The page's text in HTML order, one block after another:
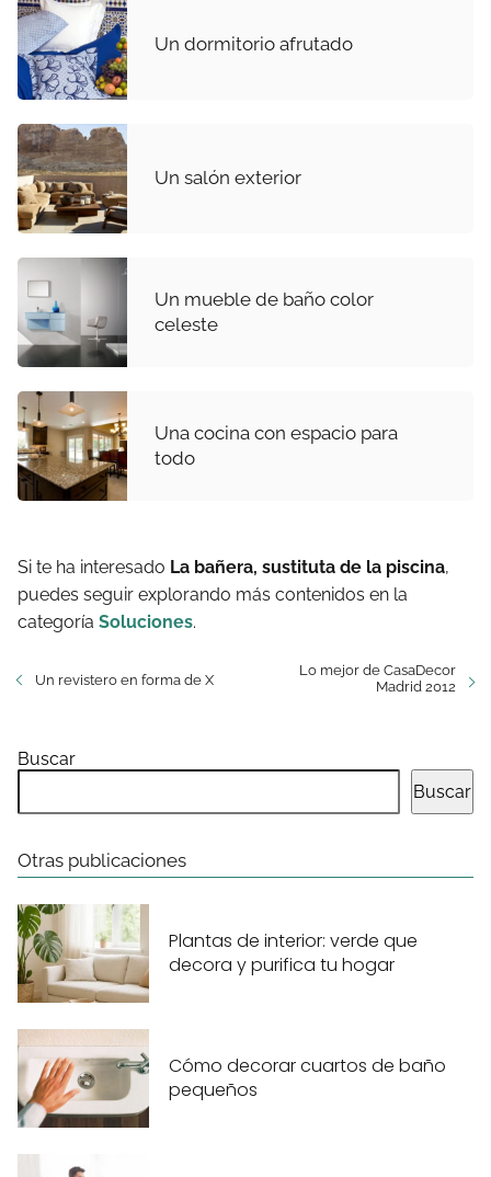
Un dormitorio afrutado
Un salón exterior
Un mueble de baño color
celeste
Una cocina con espacio para
todo
Si te ha interesado La bañera, sustituta de la piscina,
puedes seguir explorando más contenidos en la
categoría Soluciones.
Un revistero en forma de X
Lo mejor de CasaDecor
Madrid 2012
Buscar
Buscar
Otras publicaciones
Plantas de interior: verde que
decora y purifica tu hogar
Cómo decorar cuartos de baño
pequeños